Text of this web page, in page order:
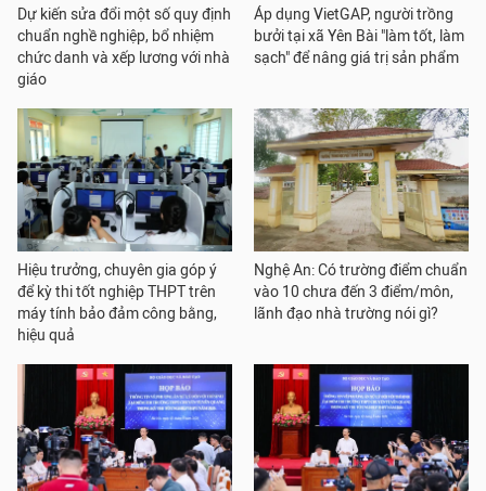
Dự kiến sửa đổi một số quy định
chuẩn nghề nghiệp, bổ nhiệm
chức danh và xếp lương với nhà
giáo
Áp dụng VietGAP, người trồng
bưởi tại xã Yên Bài "làm tốt, làm
sạch" để nâng giá trị sản phẩm
Hiệu trưởng, chuyên gia góp ý
để kỳ thi tốt nghiệp THPT trên
máy tính bảo đảm công bằng,
hiệu quả
Nghệ An: Có trường điểm chuẩn
vào 10 chưa đến 3 điểm/môn,
lãnh đạo nhà trường nói gì?